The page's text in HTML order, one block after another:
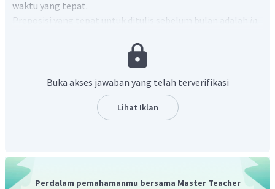
waktu yang tepat.
Preposisi yang tepat untuk ditulis sebelum bulan adalah in.
Buka akses jawaban yang telah terverifikasi
Lihat Iklan
Perdalam pemahamanmu bersama Master Teacher